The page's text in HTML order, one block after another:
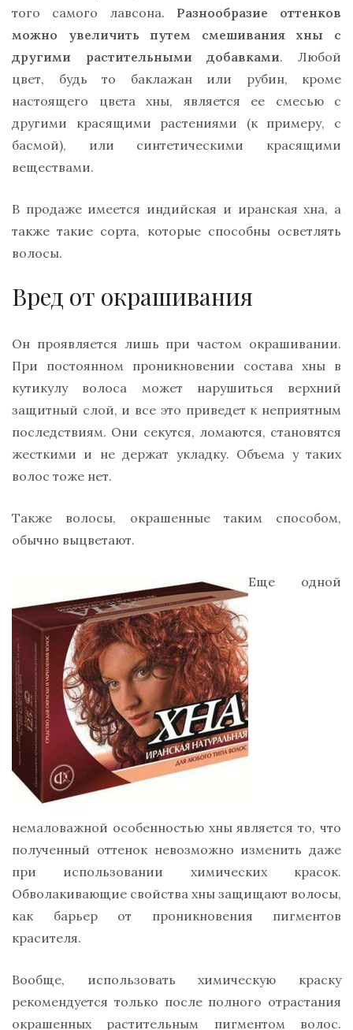
того самого лавсона. Разнообразие оттенков
можно увеличить путем смешивания хны с
другими растительными добавками. Любой
цвет, будь то баклажан или рубин, кроме
настоящего цвета хны, является ее смесью с
другими красящими растениями (к примеру, с
басмой), или синтетическими красящими
веществами.
В продаже имеется индийская и иранская хна, а
также такие сорта, которые способны осветлять
волосы.
Вред от окрашивания
Он проявляется лишь при частом окрашивании.
При постоянном проникновении состава хны в
кутикулу волоса может нарушиться верхний
защитный слой, и все это приведет к неприятным
последствиям. Они секутся, ломаются, становятся
жесткими и не держат укладку. Объема у таких
волос тоже нет.
Также волосы, окрашенные таким способом,
обычно выцветают.
Еще одной
немаловажной особенностью хны является то, что
полученный оттенок невозможно изменить даже
при использовании химических красок.
Обволакивающие свойства хны защищают волосы,
как барьер от проникновения пигментов
красителя.
Вообще, использовать химическую краску
рекомендуется только после полного отрастания
окрашенных растительным пигментом волос.